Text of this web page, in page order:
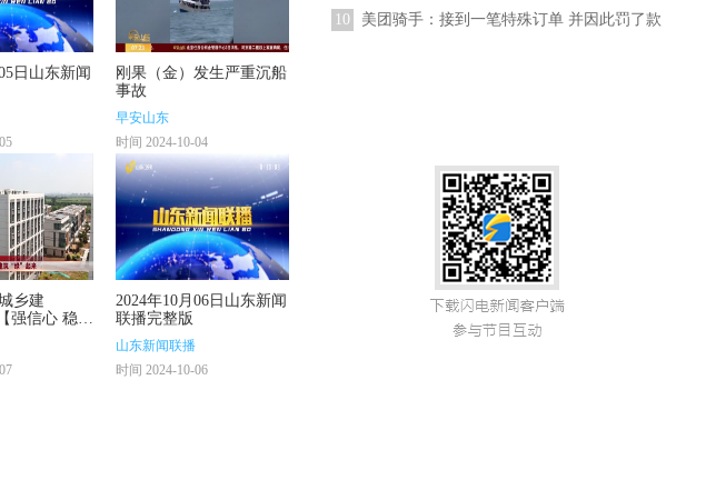
日山东新闻
刚果（金）发生严重沉船
事故
早安山东
时间 2024-10-04
乡建
强信心 稳经
2024年10月06日山东新闻
联播完整版
山东新闻联播
时间 2024-10-06
10
美团骑手：接到一笔特殊订单 并因此罚了款